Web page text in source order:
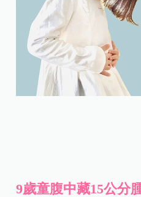
9歲童腹中藏15公分